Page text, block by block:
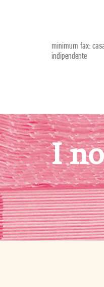
minimum fax:
indipendente
I